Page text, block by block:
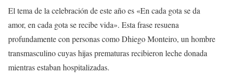
El tema de la celebración de este año es «En cada gota se da
amor, en cada gota se recibe vida». Esta frase resuena
profundamente con personas como Dhiego Monteiro, un hombre
transmasculino cuyas hijas prematuras recibieron leche donada
mientras estaban hospitalizadas.